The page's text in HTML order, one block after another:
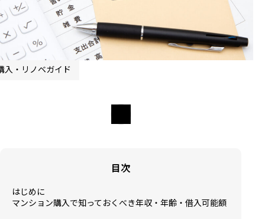
入・リノベガイド
目次
はじめに
マンション購入で知っておくべき年収・年齢・借入可能額